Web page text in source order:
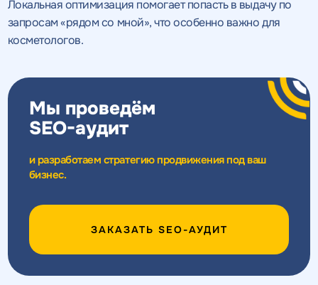
Локальная оптимизация помогает попасть в выдачу по
запросам «рядом со мной», что особенно важно для
косметологов.
Мы проведём
SEO-аудит
и разработаем стратегию продвижения под ваш
бизнес.
ЗАКАЗАТЬ SEO-АУДИТ